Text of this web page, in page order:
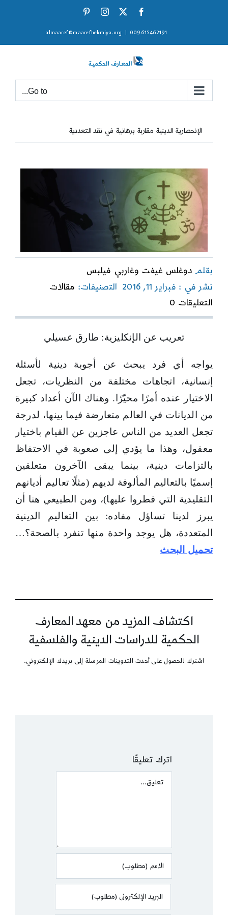
Facebook
X
Instagram
009615462191
almaaref@maarefhekmiya.org
Go to...
الإنحصارية الدينية مقاربة برهانية في نقد التعددية
بقلم دوغلس غيفت وغاربي فيلبس
نشر في : فبراير 11, 2016
التصنيفات: مقالات
التعليقات 0
on
برهانية
نقد
التعددية
تعريب عن الإنكليزية: طارق عسيلي
يواجه أي فرد يبحث عن أجوبة دينية لأسئلة
إنسانية، اتجاهات مختلفة من النظريات، تجعل
الاختيار عنده أمرًا محيّرًا. وهناك الآن أعداد كبيرة
من الديانات في العالم متعارضة فيما بينها، لدرجة
تجعل العديد من الناس عاجزين عن القيام باختيار
معقول، وهذا ما يؤدي إلى صعوبة في الاحتفاظ
بالتزامات دينية، بينما يبقى الآخرون متعلقين
إسميًا بالتعاليم المألوفة لديهم (مثلًا تعاليم أديانهم
التقليدية التي فطروا عليها)، ومن الطبيعي هنا أن
يبرز لدينا تساؤل مفاده: بين التعاليم الدينية
المتعددة، هل يوجد واحدة منها تنفرد بالصحة؟…
تحميل البحث
اكتشاف المزيد من معهد المعارف
الحكمية للدراسات الدينية والفلسفية
اشترك للحصول على أحدث التدوينات المرسلة إلى بريدك الإلكتروني.
اترك تعليقًا
Comment